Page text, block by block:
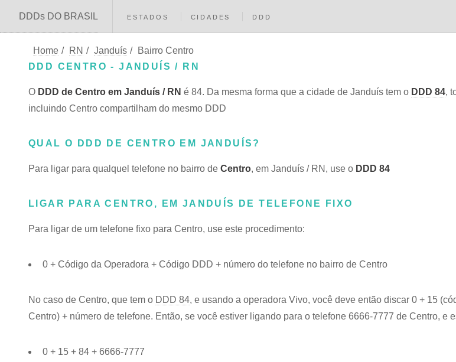
DDDs DO BRASIL ESTADOS CIDADES DDD
Home / RN / Janduís /
Bairro Centro
DDD CENTRO - JANDUÍS / RN
O DDD de Centro em Janduís / RN é 84. Da mesma forma que a cidade de Janduís tem o DDD 84,
incluindo Centro compartilham do mesmo DDD
QUAL O DDD DE CENTRO EM JANDUÍS?
Para ligar para qualquel telefone no bairro de Centro, em Janduís / RN, use o DDD 84
LIGAR PARA CENTRO, EM JANDUÍS DE TELEFONE FIXO
Para ligar de um telefone fixo para Centro, use este procedimento:
0 + Código da Operadora + Código DDD + número do telefone no bairro de Centro
No caso de Centro, que tem o DDD 84, e usando a operadora Vivo, você deve então discar 0 + 15
Centro) + número de telefone. Então, se você estiver ligando para o telefone 6666-7777 de Centro, e
0 + 15 + 84 + 6666-7777